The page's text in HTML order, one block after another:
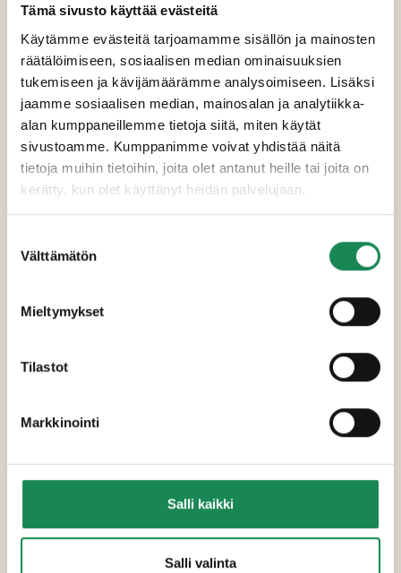
Tämä sivusto käyttää evästeitä
Käytämme evästeitä tarjoamamme sisällön ja mainosten
räätälöimiseen, sosiaalisen median ominaisuuksien
tukemiseen ja kävijämäärämme analysoimiseen. Lisäksi
jaamme sosiaalisen median, mainosalan ja analytiikka-
alan kumppaneillemme tietoja siitä, miten käytät
sivustoamme. Kumppanimme voivat yhdistää näitä
tietoja muihin tietoihin, joita olet antanut heille tai joita on
kerätty, kun olet käyttänyt heidän palvelujaan.
valinta
Välttämätön
Mieltymykset
Tilastot
Markkinointi
Salli kaikki
Salli valinta
sekä viinirypäleet.
RIITAN HERKUN PARHAAT JUUSTOT
JUUSTOTARJOTTIMELLE
MIEDOT JUUSTOT
Leipäjuusto
Leipäjuusto tarjotaan usein perinteisesti lakkahillon kera,
mutta se sopii loistavasti myös juustolautaselle. Ihanan
Piimäjuusto
paikkansa myös juustolautasella, etenkin
Brie Kolibrie
Ohutkuorinen, pehmeän kermainen valkohomejuusto
Ranskasta. Kolibrie on helposti lähestyttävä
valkohomejuusto, ja siksi täydellinen valinta
Fourme d’Ambert A.O.C
Tätä ranskalaista lehmänmaidosta valmistettua